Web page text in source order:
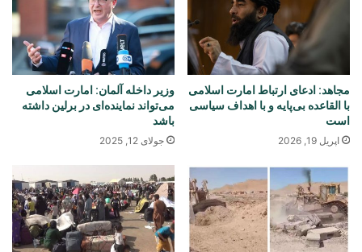
مجاهد: ادعای ارتباط امارت اسلامی
با القاعده بی‌پایه و با اهداف سیاسی
است
اپریل 19, 2026
وزیر داخله آلمان: امارت اسلامی
می‌تواند نماینده‌ای در برلین داشته
باشد
جولای 12, 2025